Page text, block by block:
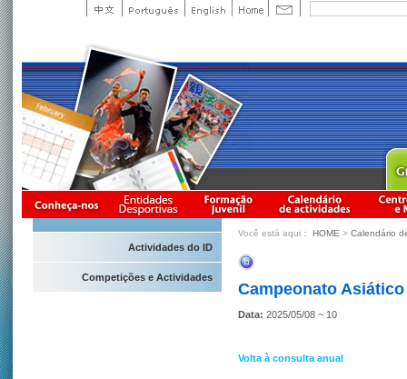
Actividades do ID
Competições e Actividades
Você está aqui： HOME > Calendário
Campeonato
Data: 2025/05/08 ~ 10
Volta à consulta anual